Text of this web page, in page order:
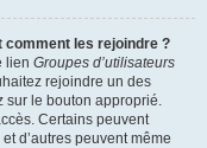
comment les rejoindre ?
lien Groupes d’utilisateurs
rejoindre un des
sur le bouton approprié.
Certains peuvent
d’autres peuvent même